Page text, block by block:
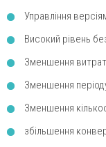
Управління
Високий рівень
Зменшення
Зменшення
Зменшення
збільшення